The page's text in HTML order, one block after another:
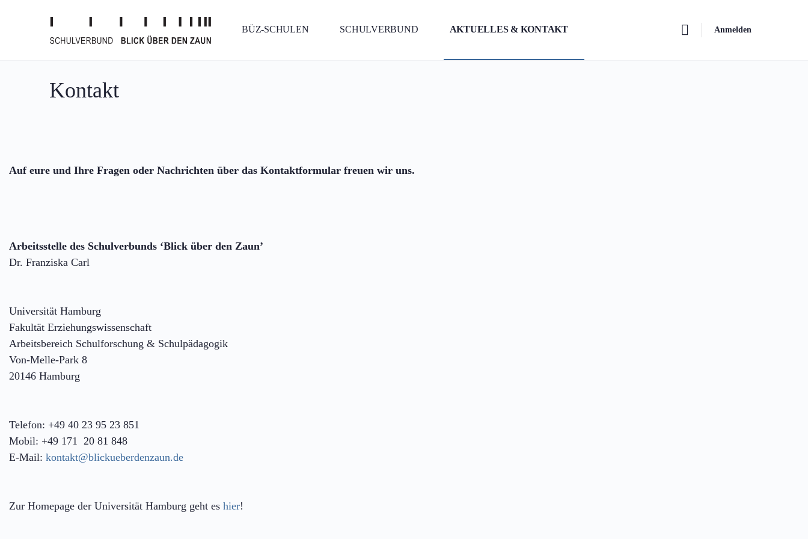
BÜZ-SCHULEN SCHULVERBUND AKTUELLES & KONTAKT Anmelden
Kontakt
Auf eure und Ihre Fragen oder Nachrichten über das Kontaktformular freuen wir uns.
Arbeitsstelle des Schulverbunds ‘Blick über den Zaun’
Dr. Franziska Carl
Universität Hamburg
Fakultät Erziehungswissenschaft
Arbeitsbereich Schulforschung & Schulpädagogik
Von-Melle-Park 8
20146 Hamburg
Telefon: +49 40 23 95 23 851
Mobil: +49 171 20 81 848
E-Mail: kontakt@blickueberdenzaun.de
Zur Homepage der Universität Hamburg geht es hier!